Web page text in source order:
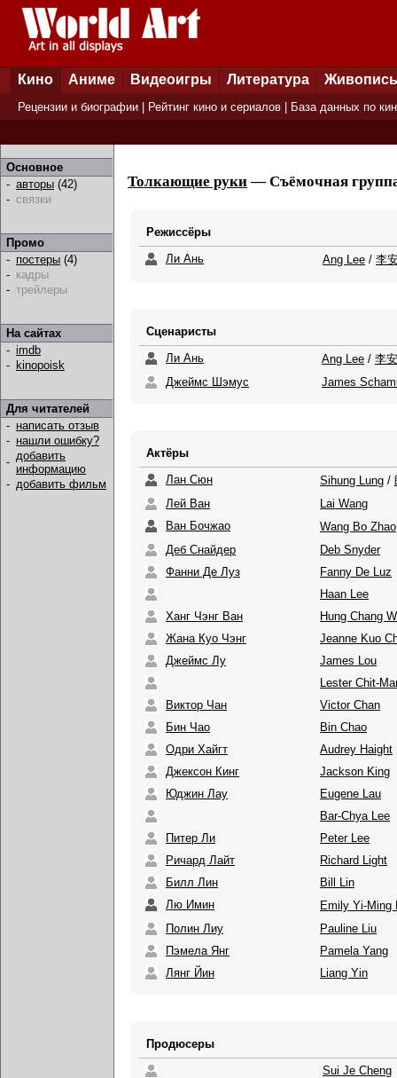
Кино Аниме Видеоигры Литература Живопись
Рецензии и биографии Рейтинг кино и сериалов База данных по
Основное
- авторы (42)
- связки
Промо
- постеры (4)
- кадры
- трейлеры
На сайтах
- imdb
- kinopoisk
Для читателей
- написать отзыв
- нашли ошибку?
- добавить
информацию
- добавить фильм
Толкающие руки— Съёмочная
Режиссёры
Ли Ань
Ang Lee / 李
Сценаристы
Ли Ань
Ang Lee / 李安
Джеймс Шэмус
James
Актёры
Лан Сюн
Sihung Lung /
Лей Ван
Lai Wang
Ван Бочжао
Wang Bo Zhao
Деб Снайдер
Deb Snyder
Фанни Де Луз
Fanny De Luz
Haan Lee
Ханг Чэнг Ван
Hung Chang
Жана Куо Чэнг
Jeanne Kuo
Джеймс Лу
James Lou
Lester Chit-
Виктор Чан
Victor Chan
Бин Чао
Bin Chao
Одри Хайгт
Audrey Haight
Джексон Кинг
Jackson King
Юджин Лау
Eugene Lau
Bar-Chya Lee
Питер Ли
Peter Lee
Ричард Лайт
Richard Light
Билл Лин
Bill Lin
Лю Имин
Emily Yi-Ming
Полин Лиу
Pauline Liu
Пэмела Янг
Pamela Yang
Лянг Йин
Liang Yin
Продюсеры
Sui Je Cheng